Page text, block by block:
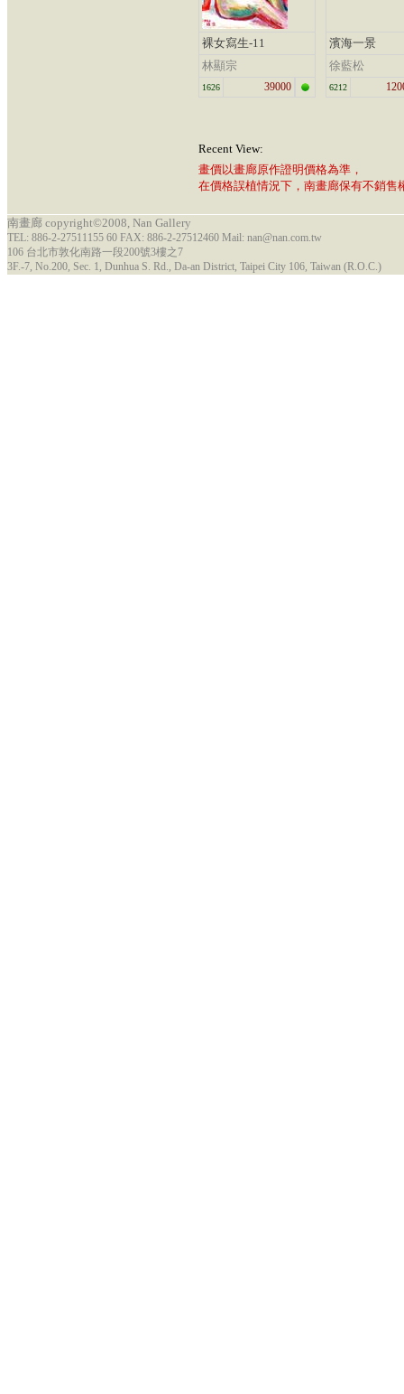
裸女寫生-11
林顯宗
1626 39000
濱海一景
徐藍松
6212
Recent View:
畫價以畫廊原作證明價格為準，
在價格誤植情況下，南畫廊保有不銷售
南畫廊 copyright©2008, Nan Gallery
TEL: 886-2-27511155 60 FAX: 886-2-27512460 Mail: nan@nan.com.tw
106 台北市敦化南路一段200號3樓之7
3F.-7, No.200, Sec. 1, Dunhua S. Rd., Da-an District, Taipei City 106, Taiwan (R.O.C.)